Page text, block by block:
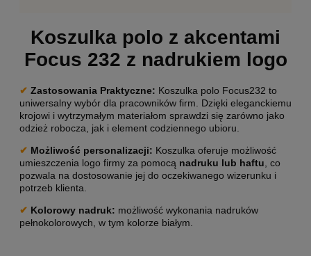
Koszulka polo z akcentami
Focus 232 z nadrukiem logo
✔ Zastosowania Praktyczne: Koszulka polo Focus232 to
uniwersalny wybór dla pracowników firm. Dzięki eleganckiemu
krojowi i wytrzymałym materiałom sprawdzi się zarówno jako
odzież robocza, jak i element codziennego ubioru.
✔ Możliwość personalizacji: Koszulka oferuje możliwość
umieszczenia logo firmy za pomocą nadruku lub haftu , co
pozwala na dostosowanie jej do oczekiwanego wizerunku i
potrzeb klienta.
✔ Kolorowy nadruk: możliwość wykonania nadruków
pełnokolorowych, w tym kolorze białym.